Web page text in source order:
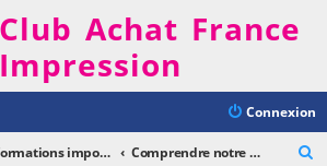
Achat France
Impression
Connexion
Informations importantes Comprendre notre forum